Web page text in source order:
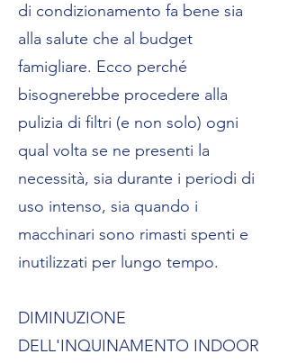
di condizionamento fa bene sia
alla salute che al budget
famigliare. Ecco perché
bisognerebbe procedere alla
pulizia di filtri (e non solo) ogni
qual volta se ne presenti la
necessità, sia durante i periodi di
uso intenso, sia quando i
macchinari sono rimasti spenti e
inutilizzati per lungo tempo.
DIMINUZIONE
DELL'INQUINAMENTO INDOOR